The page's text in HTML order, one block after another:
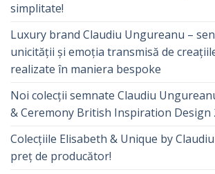
simplitate!
Luxury brand Claudiu Ungureanu –
unicității și emoția transmisă de
realizate în maniera bespoke
Noi colecții semnate Claudiu
& Ceremony British Inspiration Design
Colecțiile Elisabeth & Unique by
preț de producător!